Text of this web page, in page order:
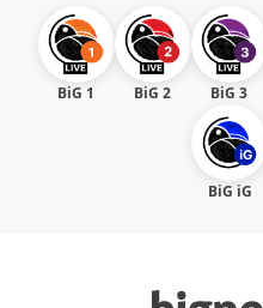
BiG 1 BiG 2 BiG 3
BiG iG